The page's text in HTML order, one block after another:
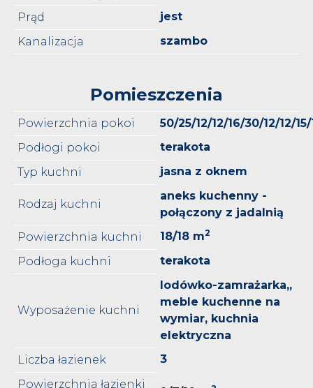
Prąd
jest
Kanalizacja
szambo
Pomieszczenia
Powierzchnia pokoi
50/25/12/12/16/30/12/12/
Podłogi pokoi
terakota
Typ kuchni
jasna z oknem
Rodzaj kuchni
aneks kuchenny -
połączony z jadalnią
Powierzchnia kuchni
18/18 m2
Podłoga kuchni terakota
Wyposażenie kuchni
lodówko-zamrażarka,,
meble kuchenne na
wymiar, kuchnia
elektryczna
Liczba łazienek
3
Powierzchnia łazienki